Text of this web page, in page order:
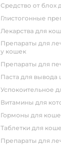
средство от
глистогонные
лекарства для
препараты для лечения кожных заболеваний
у кошек
препараты для
паста для
успокоительное
витамины для
гормоны для
таблетки для
препараты для